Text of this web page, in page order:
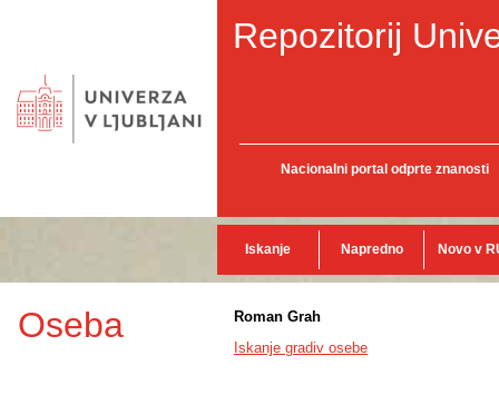
Repozitorij
Nacionalni portal odprte znanosti
Iskanje Napredno Novo v
Oseba
Roman Grah
Iskanje gradiv osebe